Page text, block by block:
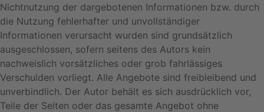
Nichtnutzung der dargebotenen Informationen bzw. durch
die Nutzung fehlerhafter und unvollständiger
Informationen verursacht wurden sind grundsätzlich
ausgeschlossen, sofern seitens des Autors kein
nachweislich vorsätzliches oder grob fahrlässiges
Verschulden vorliegt. Alle Angebote sind freibleibend und
unverbindlich. Der Autor behält es sich ausdrücklich vor,
Teile der Seiten oder das gesamte Angebot ohne